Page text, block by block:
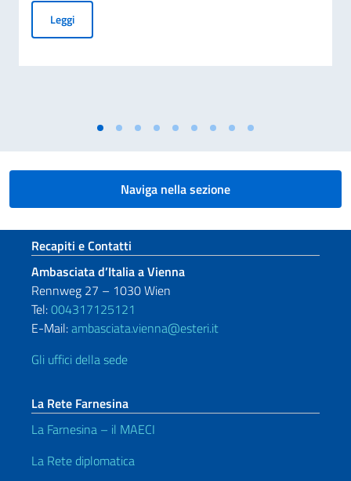
LeggiBorse di studio del Governo italiano per l’Anno
Naviga nella sezione
Sezione footer
Recapiti e Contatti
Ambasciata d’Italia a Vienna
Rennweg 27 – 1030 Wien
Tel:004317125121
E-Mail:ambasciata.vienna@esteri.it
Gli uffici della sede
La Rete Farnesina
La Farnesina – il MAECI
La Rete diplomatica